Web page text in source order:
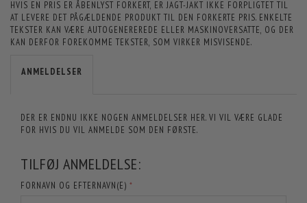
HVIS EN PRIS ER ÅBENLYST FORKERT, ER JAGT-JAKT IKKE FORPLIGTET TIL
AT LEVERE DET PÅGÆLDENDE PRODUKT TIL DEN FORKERTE PRIS. ENKELTE
TEKSTER KAN VÆRE AUTOGENEREREDE ELLER MASKINOVERSATTE, OG DER
KAN DERFOR FOREKOMME TEKSTER, SOM VIRKER MISVISENDE.
ANMELDELSER
DER ER ENDNU IKKE NOGEN ANMELDELSER HER. VI VIL VÆRE GLADE
FOR HVIS DU VIL ANMELDE SOM DEN FØRSTE.
TILFØJ ANMELDELSE:
FORNAVN OG EFTERNAVN(E)